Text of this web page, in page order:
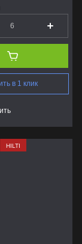
в 1 клик
HILTI